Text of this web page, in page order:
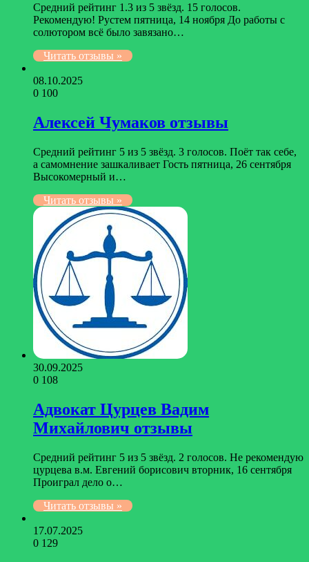
Средний рейтинг 1.3 из 5 звёзд. 15 голосов.
Рекомендую! Рустем пятница, 14 ноября До работы с
солютором всё было завязано…
Читать отзывы »
08.10.2025
0 100
Алексей Чумаков отзывы
Средний рейтинг 5 из 5 звёзд. 3 голосов. Поёт так себе,
а самомнение зашкаливает Гость пятница, 26 сентября
Высокомерный и…
Читать отзывы »
30.09.2025
0 108
Адвокат Цурцев Вадим
Михайлович отзывы
Средний рейтинг 5 из 5 звёзд. 2 голосов. Не рекомендую
цурцева в.м. Евгений борисович вторник, 16 сентября
Проиграл дело о…
Читать отзывы »
17.07.2025
0 129